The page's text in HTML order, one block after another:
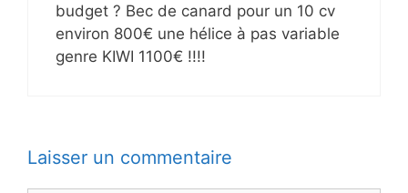
budget ? Bec de canard pour un 10 cv
environ 800€ une hélice à pas variable
genre KIWI 1100€ !!!!
Laisser un commentaire